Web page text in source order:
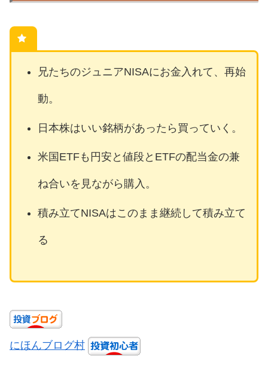
兄たちのジュニアNISAにお金入れて、再始
動。
日本株はいい銘柄があったら買っていく。
米国ETFも円安と値段とETFの配当金の兼
ね合いを見ながら購入。
積み立てNISAはこのまま継続して積み立て
る
にほんブログ村